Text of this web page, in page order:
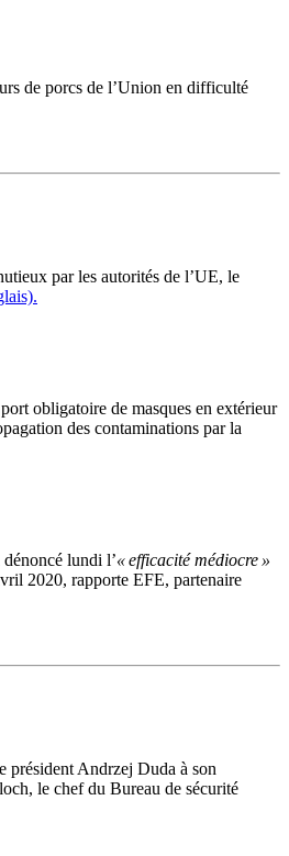
de porcs de l’Union en difficulté
par les autorités de l’UE, le
obligatoire de masques en extérieur
des contaminations par la
lundi l’« efficacité médiocre »
2020, rapporte EFE, partenaire
président Andrzej Duda à son
, le chef du Bureau de sécurité